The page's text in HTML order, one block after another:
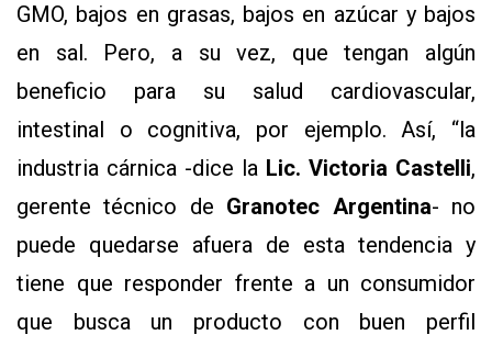
GMO, bajos en grasas, bajos en azúcar y bajos
en sal. Pero, a su vez, que tengan algún
beneficio para su salud cardiovascular,
intestinal o cognitiva, por ejemplo. Así, “la
industria cárnica -dice la Lic. Victoria Castelli,
gerente técnico de Granotec Argentina- no
puede quedarse afuera de esta tendencia y
tiene que responder frente a un consumidor
que busca un producto con buen perfil